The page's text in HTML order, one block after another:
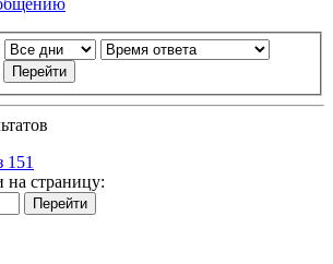
151
на страницу: